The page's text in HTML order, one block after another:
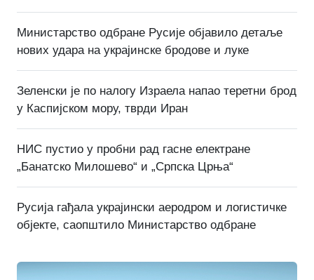
Министарство одбране Русије објавило детаље
нових удара на украјинске бродове и луке
Зеленски је по налогу Израела напао теретни брод
у Каспијском мору, тврди Иран
НИС пустио у пробни рад гасне електране
„Банатско Милошево“ и „Српска Црња“
Русија гађала украјински аеродром и логистичке
објекте, саопштило Министарство одбране